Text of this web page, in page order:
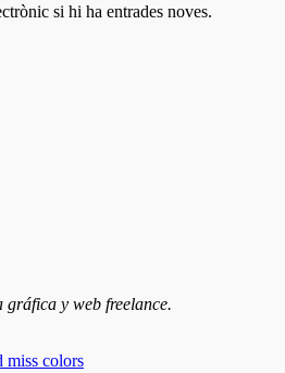
si hi ha entrades noves.
y web freelance.